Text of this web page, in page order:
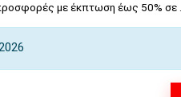
με έκπτωση έως 50% σε ...